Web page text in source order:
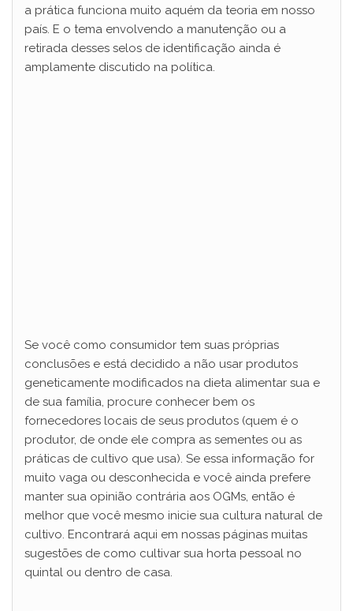
a prática funciona muito aquém da teoria em nosso
país. E o tema envolvendo a manutenção ou a
retirada desses selos de identificação ainda é
amplamente discutido na política.
Se você como consumidor tem suas próprias
conclusões e está decidido a não usar produtos
geneticamente modificados na dieta alimentar sua e
de sua família, procure conhecer bem os
fornecedores locais de seus produtos (quem é o
produtor, de onde ele compra as sementes ou as
práticas de cultivo que usa). Se essa informação for
muito vaga ou desconhecida e você ainda prefere
manter sua opinião contrária aos OGMs, então é
melhor que você mesmo inicie sua cultura natural de
cultivo. Encontrará aqui em nossas páginas muitas
sugestões de como cultivar sua horta pessoal no
quintal ou dentro de casa.